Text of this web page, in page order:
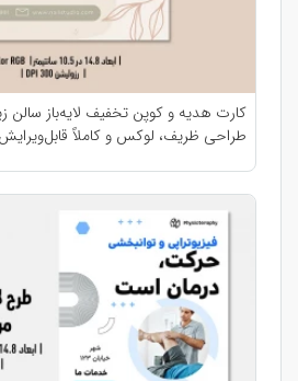
کارت هدیه و کوپن تخفیف لایه‌باز سالن
طراحی ظریف، لوکس و کاملاً